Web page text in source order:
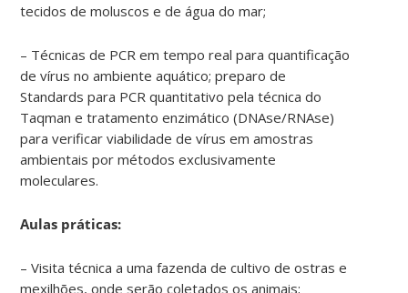
tecidos de moluscos e de água do mar;
– Técnicas de PCR em tempo real para quantificação
de vírus no ambiente aquático; preparo de
Standards para PCR quantitativo pela técnica do
Taqman e tratamento enzimático (DNAse/RNAse)
para verificar viabilidade de vírus em amostras
ambientais por métodos exclusivamente
moleculares.
Aulas práticas:
– Visita técnica a uma fazenda de cultivo de ostras e
mexilhões, onde serão coletados os animais;